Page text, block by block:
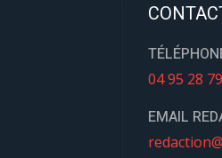
04 95 28
EMAIL